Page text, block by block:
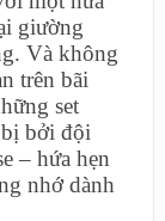
giường
Và không
trên bãi
set
bị bởi đội
– hứa hẹn
nhớ dành